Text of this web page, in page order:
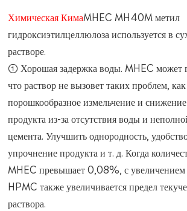
Химическая КимаMHEC MH40M метил
гидроксиэтилцеллюлоза используется в
растворе.
① Хорошая задержка воды. MHEC может
что раствор не вызовет таких проблем,
порошкообразное измельчение и
продукта из-за отсутствия воды и
цемента. Улучшить однородность,
упрочнение продукта и т. д. Когда
MHEC превышает 0,08%, с увеличением
HPMC также увеличивается предел
раствора.